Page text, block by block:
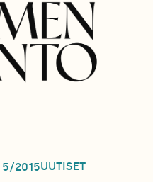
5/2015UUTISET